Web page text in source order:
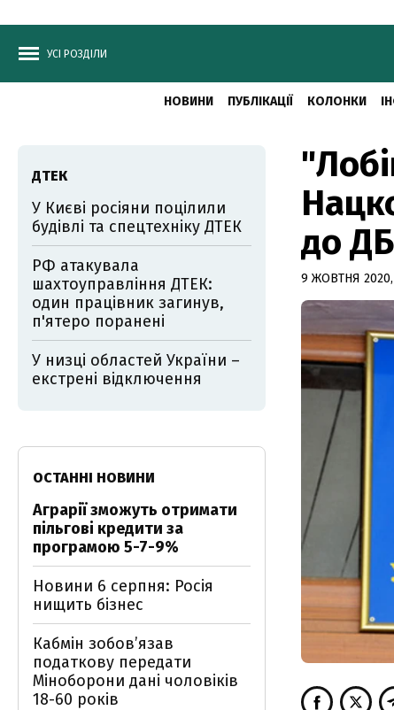
УСІ РОЗДІЛИ
НОВИНИ ПУБЛІКАЦІЇ КОЛОНКИ
до
9 ЖОВТНЯ 2020,
ДТЕК
У Києві росіяни поцілили
будівлі та спецтехніку ДТЕК
РФ атакувала
шахтоуправління ДТЕК:
один працівник загинув,
п'ятеро поранені
У низці областей України –
екстрені відключення
ОСТАННІ НОВИНИ
Аграрії зможуть отримати
пільгові кредити за
програмою 5-7-9%
Новини 6 серпня: Росія
нищить бізнес
Кабмін зобовʼязав
податкову передати
Міноборони дані чоловіків
18-60 років